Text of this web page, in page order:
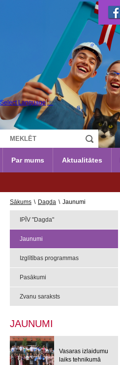
Select Language ▼
Par mums Aktualitātes
Sākums \ Dagda \ Jaunumi
IPĪV "Dagda"
Jaunumi
Izglītības programmas
Pasākumi
Zvanu saraksts
JAUNUMI
Vasaras izlaidumu
laiks tehnikumā